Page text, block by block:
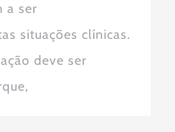
a ser
situações clínicas.
deve ser